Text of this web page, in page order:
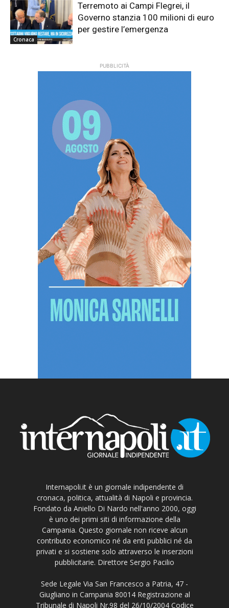
Cronaca
Terremoto ai Campi Flegrei, il
Governo stanzia 100 milioni di euro
per gestire l’emergenza
PUBBLICITÀ
Internapoli.it è un giornale indipendente di
cronaca, politica, attualità di Napoli e provincia.
Fondato da Aniello Di Nardo nell'anno 2000, oggi
è uno dei primi siti di informazione della
Campania. Questo giornale non riceve alcun
contributo economico né da enti pubblici né da
privati e si sostiene solo attraverso le inserzioni
pubblicitarie. Direttore Sergio Pacilio
Sede Legale Via San Francesco a Patria, 47 -
Giugliano in Campania 80014 Registrazione al
Tribunale di Napoli Nr.98 del 26/10/2004 Codice